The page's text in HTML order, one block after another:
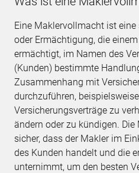
Eine Maklervollmacht ist
oder Ermächtigung, die
ermächtigt, im Namen des
(Kunden) bestimmte
Zusammenhang mit
durchzuführen,
Versicherungsverträge zu
ändern oder zu kündigen.
sicher, dass der Makler im
des Kunden handelt und die
unternimmt, um den besten